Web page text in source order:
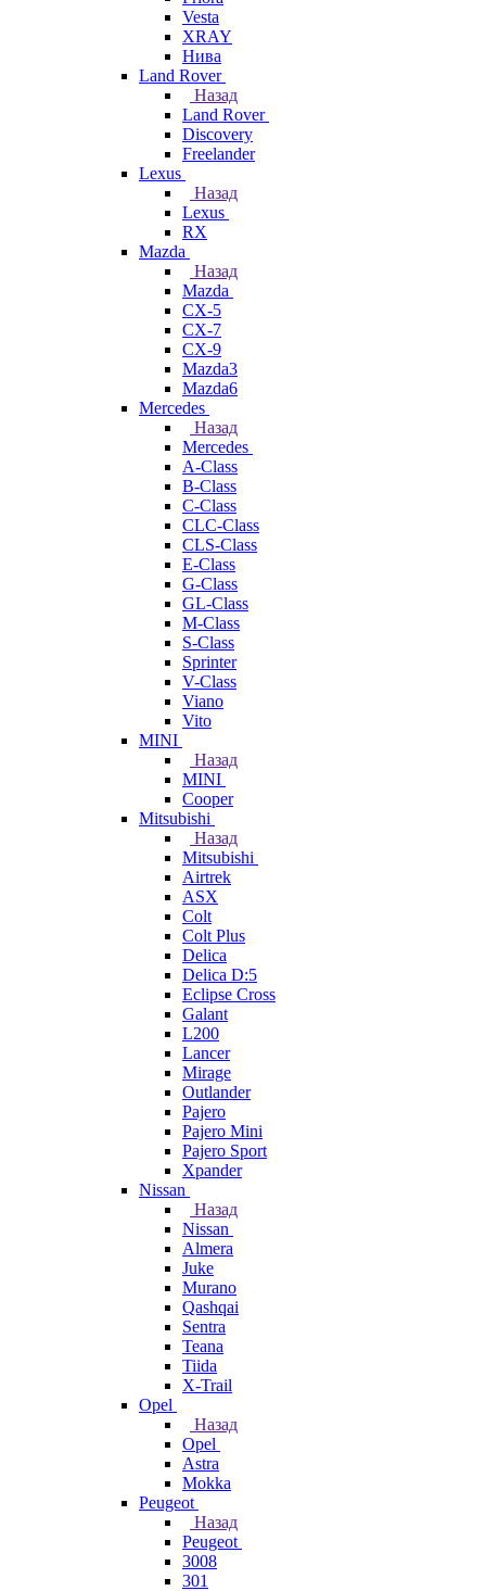
Vesta
XRAY
Нива
Land Rover
Назад
Land Rover
Discovery
Freelander
Lexus
Назад
Lexus
RX
Mazda
Назад
Mazda
CX-5
CX-7
CX-9
Mazda3
Mazda6
Mercedes
Назад
Mercedes
A-Class
B-Class
C-Class
CLC-Class
CLS-Class
E-Class
G-Class
GL-Class
M-Class
S-Class
Sprinter
V-Class
Viano
Vito
MINI
Назад
MINI
Cooper
Mitsubishi
Назад
Mitsubishi
Airtrek
ASX
Colt
Colt Plus
Delica
Delica D:5
Eclipse Cross
Galant
L200
Lancer
Mirage
Outlander
Pajero
Pajero Mini
Pajero Sport
Xpander
Nissan
Назад
Nissan
Almera
Juke
Murano
Qashqai
Sentra
Teana
Tiida
X-Trail
Opel
Назад
Opel
Astra
Mokka
Peugeot
Назад
Peugeot
3008
301